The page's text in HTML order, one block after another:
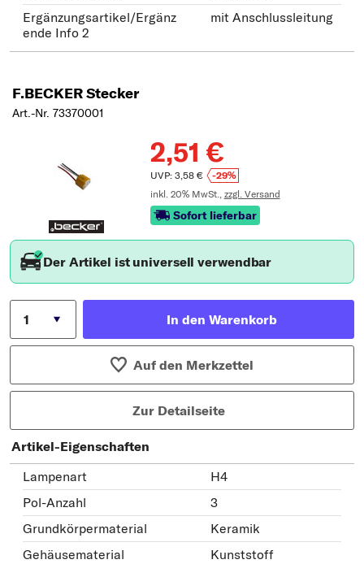
Ergänzungsartikel/Ergänz
ende Info 2
mit Anschlussleitung
F.BECKER Stecker
Art.-Nr. 73370001
2,51 €
UVP: 3,58 €
-29%
inkl. 20% MwSt., zzgl. Versand
Sofort lieferbar
Der Artikel ist universell verwendbar
In den Warenkorb
Auf den Merkzettel
Zur Detailseite
Artikel-Eigenschaften
Lampenart
H4
Pol-Anzahl
3
Grundkörpermaterial
Keramik
Gehäusematerial
Kunststoff